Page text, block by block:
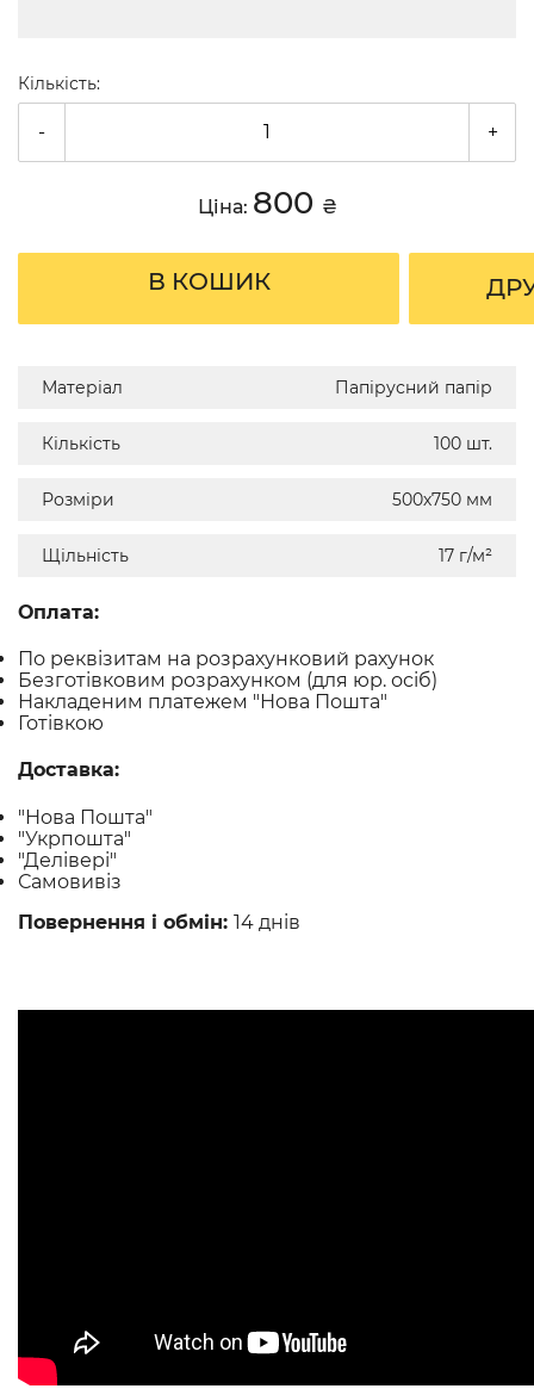
Кількість:
- +
Ціна: 800 ₴
В КОШИК
Матеріал Папірусний папір
Кількість 100 шт.
Розміри 500х750 мм
Щільність 17 г/м²
Оплата:
По реквізитам на розрахунковий рахунок
Безготівковим розрахунком (для юр. осіб)
Накладеним платежем "Нова Пошта"
Готівкою
Доставка:
"Нова Пошта"
"Укрпошта"
"Делівері"
Самовивіз
Повернення і обмін: 14 днів